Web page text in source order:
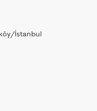
İstanbul